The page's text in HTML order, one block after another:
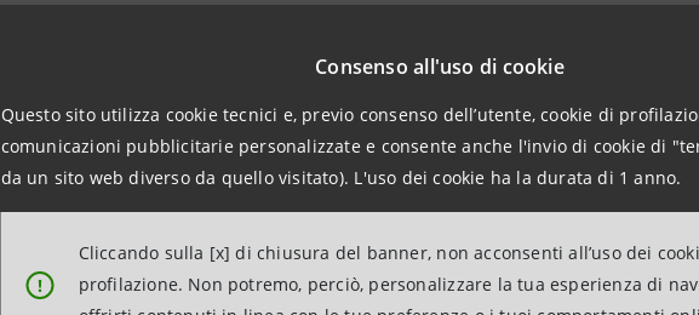
Consenso all'uso di cookie
Questo sito utilizza cookie tecnici e, previo consenso dell’utente, cookie di
comunicazioni pubblicitarie personalizzate e consente anche l'invio di cookie di
da un sito web diverso da quello visitato). L'uso dei cookie ha la durata di 1 anno.
!
Cliccando sulla [x] di chiusura del banner, non acconsenti all’uso dei
profilazione. Non potremo, perciò, personalizzare la tua esperienza di
LORDO DELLE RETTIFICHE, DAL 2,4% NEL 2021,
RETTIFICHE NETTE SU CREDITI IN CALO A € 1,9
(8))
COSTO DEL RISCHIO IN CALO A CIRCA 40 PB
2021
CALO DEI COSTI: